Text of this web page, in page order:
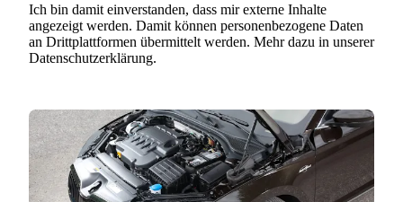
Ich bin damit einverstanden, dass mir externe Inhalte
angezeigt werden. Damit können personenbezogene Daten
an Drittplattformen übermittelt werden. Mehr dazu in unserer
Datenschutzerklärung.